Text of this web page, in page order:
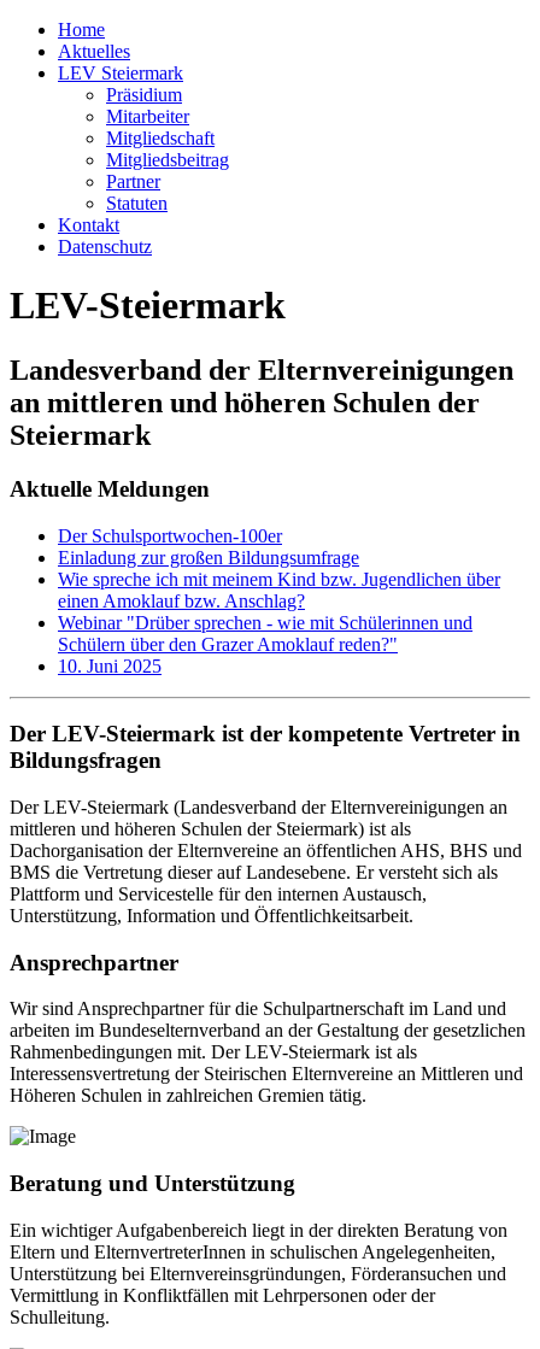
Home
Aktuelles
LEV Steiermark
Präsidium
Mitarbeiter
Mitgliedschaft
Mitgliedsbeitrag
Partner
Statuten
Kontakt
Datenschutz
LEV-Steiermark
Landesverband der Elternvereinigungen
an mittleren und höheren Schulen der
Steiermark
Aktuelle Meldungen
Der Schulsportwochen-100er
Einladung zur großen Bildungsumfrage
Wie spreche ich mit meinem Kind bzw. Jugendlichen über
einen Amoklauf bzw. Anschlag?
Webinar "Drüber sprechen - wie mit Schülerinnen und
Schülern über den Grazer Amoklauf reden?"
10. Juni 2025
Der LEV-Steiermark ist der kompetente Vertreter in
Bildungsfragen
Der LEV-Steiermark (Landesverband der Elternvereinigungen an
mittleren und höheren Schulen der Steiermark) ist als
Dachorganisation der Elternvereine an öffentlichen AHS, BHS und
BMS die Vertretung dieser auf Landesebene. Er versteht sich als
Plattform und Servicestelle für den internen Austausch,
Unterstützung, Information und Öffentlichkeitsarbeit.
Ansprechpartner
Wir sind Ansprechpartner für die Schulpartnerschaft im Land und
arbeiten im Bundeselternverband an der Gestaltung der gesetzlichen
Rahmenbedingungen mit. Der LEV-Steiermark ist als
Interessensvertretung der Steirischen Elternvereine an Mittleren und
Höheren Schulen in zahlreichen Gremien tätig.
Beratung und Unterstützung
Ein wichtiger Aufgabenbereich liegt in der direkten Beratung von
Eltern und ElternvertreterInnen in schulischen Angelegenheiten,
Unterstützung bei Elternvereinsgründungen, Förderansuchen und
Vermittlung in Konfliktfällen mit Lehrpersonen oder der
Schulleitung.